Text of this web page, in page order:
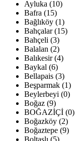
Ayluka (10)
Bafra (15)
Bağlıköy (1)
Bahçalar (15)
Bahçeli (3)
Balalan (2)
Balıkesir (4)
Baykal (6)
Bellapais (3)
Beşparmak (1)
Beylerbeyi (0)
Boğaz (9)
BOĞAZİÇİ (0)
Boğazköy (2)
Boğaztepe (9)